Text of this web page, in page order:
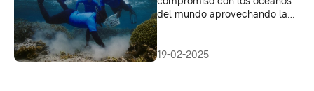
del mundo aprovechando la
19-02-2025